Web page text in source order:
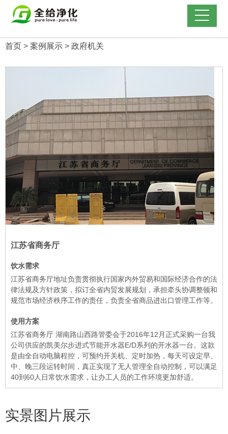
首页 > 案例展示 > 政府机关
江苏省商务厅
饮水需求
江苏省商务厅地址负责贯彻执行国家内外贸易和国际经济合作的法
律法规及方针政策，拟订全省内贸发展规划，承担牵头协调整顿和
规范市场经济秩序工作的责任，负责全省商品进出口管理工作等。
使用方案
江苏省商务厅 湖南路山西路管委会于2016年12月正式采购一台我
公司供应的凯美尔步进式节能开水器E/D系列的开水器一台。这款
是由全自动电脑程控，可预约开关机、定时加热，每天可设定早、
中、晚三段运转时间，真正实现了无人管理全自动控制，可以满足
40到60人日常饮水需求，让办工人员的工作环境更加舒适。
实景图片展示